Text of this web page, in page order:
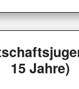
15 Jahre)